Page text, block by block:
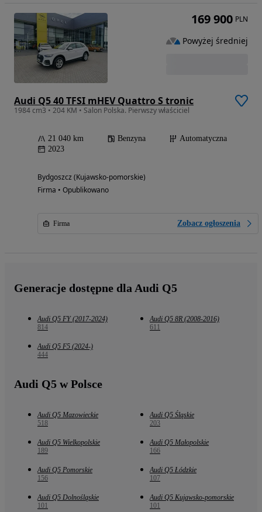
Audi Q5 40 TFSI mHEV Quattro S tronic
1984 cm3 • 204 KM • Salon Polska. Pierwszy właściciel
21 040 km Benzyna
Automatyczna
2023
Bydgoszcz (Kujawsko-pomorskie)
Firma • Opublikowano
Firma Zobacz ogłoszenia
169 900 PLN
Powyżej średniej
Generacje dostępne dla Audi Q5
Audi Q5 FY (2017-2024)
814
Audi Q5 8R (2008-2016)
611
Audi Q5 F5 (2024-)
444
Audi Q5 w Polsce
Audi Q5 Mazowieckie
518
Audi Q5 Śląskie
203
Audi Q5 Wielkopolskie
189
Audi Q5 Małopolskie
166
Audi Q5 Pomorskie
156
Audi Q5 Łódzkie
107
Audi Q5 Dolnośląskie
101
Audi Q5 Kujawsko-pomorskie
101